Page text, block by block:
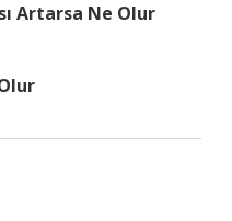
Artarsa Ne Olur